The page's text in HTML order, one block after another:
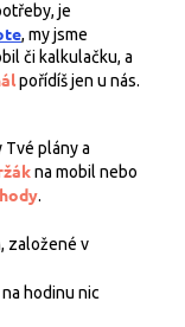
je
, my jsme
či kalkulačku, a
pořídíš jen u nás.
Tvé plány a
na mobil nebo
.
založené v
hodinu nic